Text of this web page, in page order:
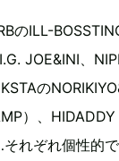
のILL-
JOE&INI、
の
）、
れぞれ個性的